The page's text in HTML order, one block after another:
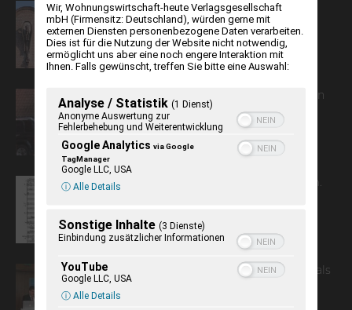
Die Museen in Husum und Niebüll
Mit Zwangsübersetzungen zurück in
die Zeit der Konflikte?
Von Klanggrenzen und Provinzlärm.
Hans Heinrich Hansen: Neun Jahre als
Wir, Wohnungswirtschaft-heute Verlagsgesellschaft
mbH (Firmensitz: Deutschland), würden gerne mit
externen Diensten personenbezogene Daten verarbeiten.
Dies ist für die Nutzung der Website nicht notwendig,
ermöglicht uns aber eine noch engere Interaktion mit
Ihnen. Falls gewünscht, treffen Sie bitte eine Auswahl:
Analyse / Statistik (1 Dienst)
Anonyme Auswertung zur
Fehlerbehebung und Weiterentwicklung
Google Analytics via Google
TagManager
Google LLC, USA
ⓘ Alle Details
Sonstige Inhalte (3 Dienste)
Einbindung zusätzlicher Informationen
YouTube
Google LLC, USA
ⓘ Alle Details